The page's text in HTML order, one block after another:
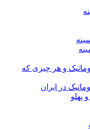
و هر چیزی که
در ایران
پهلو